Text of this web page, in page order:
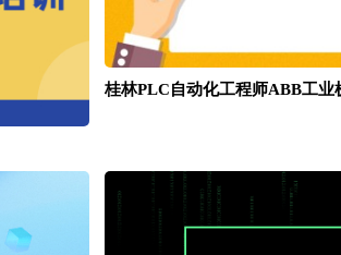
桂林PLC自动化工程师ABB工业